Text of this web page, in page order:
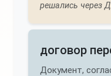
решались через
договор
Документ,